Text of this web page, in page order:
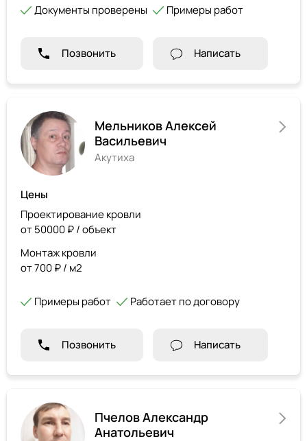
Документы проверены Примеры работ
Позвонить Написать
Мельников Алексей
Васильевич
Акутиха
Цены
Проектирование кровли
от 50000 ₽ / объект
Монтаж кровли
от 700 ₽ / м2
Примеры работ Работает по договору
Позвонить Написать
Пчелов Александр
Анатольевич